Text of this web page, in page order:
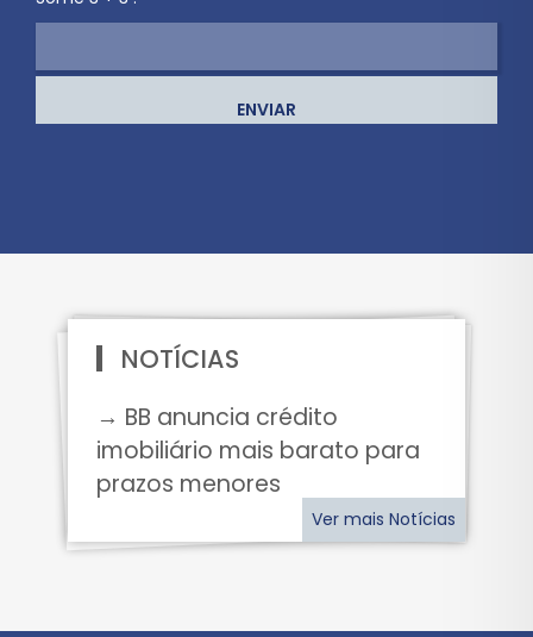
ENVIAR
NOTÍCIAS
→ BB anuncia crédito
imobiliário mais barato para
prazos menores
Ver mais Notícias